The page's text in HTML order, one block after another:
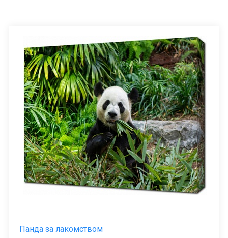
Панда за лакомством